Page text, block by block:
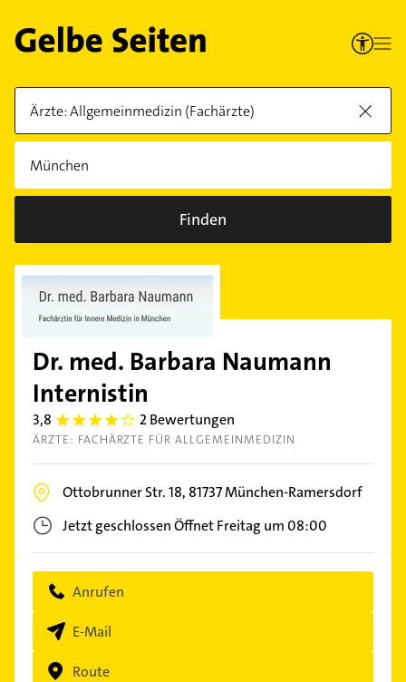
Finden
Dr. med. Barbara Naumann
Internistin
3,8 3.8 2 Bewertungen
ÄRZTE: FACHÄRZTE FÜR ALLGEMEINMEDIZIN
Ottobrunner Str. 18, 81737München-Ramersdorf
Jetzt geschlossenÖffnet Freitag um 08:00
Anrufen
E-Mail
Route